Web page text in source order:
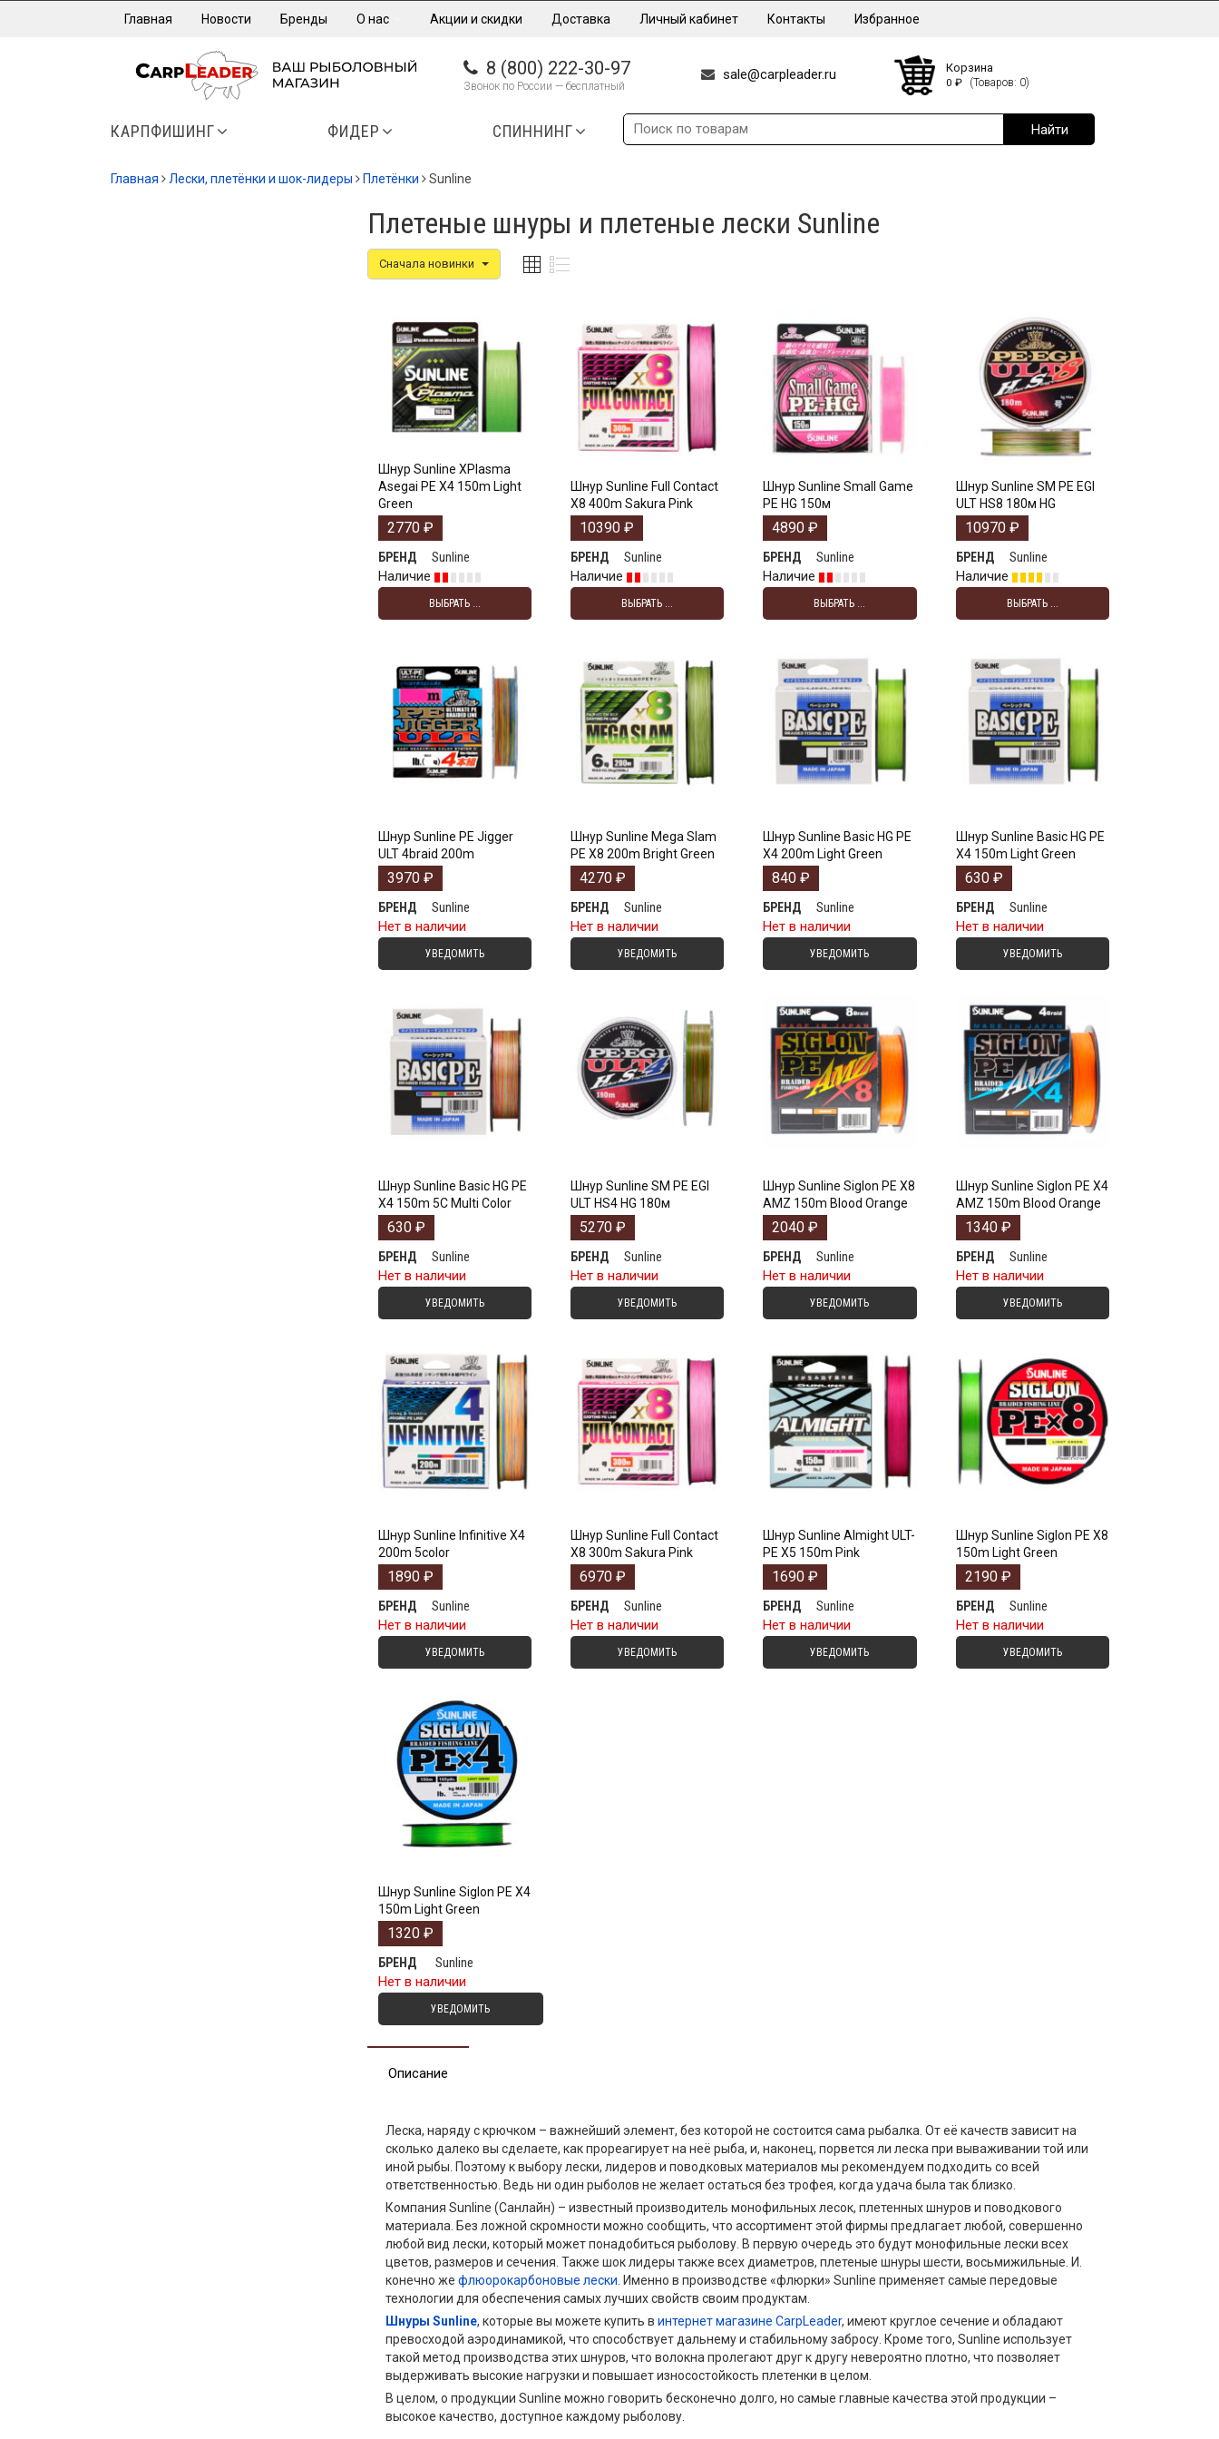
Главная Новости Бренды О нас Акции и скидки Доставка Личный кабинет Контакты Избранное
8 (800) 222-30-97
Звонок по России — бесплатный
sale@carpleader.ru Корзина
0 ₽ (Товаров: 0)
КАРПФИШИНГ ФИДЕР СПИННИНГ
Главная Лески, плетёнки и шок-лидеры Плетёнки Sunline
Плетеные шнуры и плетеные лески Sunline
Сначала новинки
Шнур Sunline XPlasma
Asegai PE X4 150m Light
Green
2770 ₽
БРЕНД
Sunline
Наличие
ВЫБРАТЬ ...
Шнур Sunline Full Contact
X8 400m Sakura Pink
10390 ₽
БРЕНД
Sunline
Наличие
ВЫБРАТЬ ...
Шнур Sunline Small Game
PE HG 150м
4890₽
БРЕНД
Sunline
Наличие
ВЫБРАТЬ ...
Шнур Sunline SM PE EGI
ULT HS8 180м HG
10970 ₽
БРЕНД
Sunline
Наличие
ВЫБРАТЬ ...
Шнур Sunline PE Jigger
ULT 4braid 200m
3970 ₽
БРЕНД
Sunline
Нет в наличии
УВЕДОМИТЬ
Шнур Sunline Mega Slam
PE X8 200m Bright Green
4270 ₽
БРЕНД
Sunline
Нет в наличии
УВЕДОМИТЬ
Шнур Sunline Basic HG PE
X4 200m Light Green
840₽
БРЕНД
Sunline
Нет в наличии
УВЕДОМИТЬ
Шнур Sunline Basic HG PE
X4 150m Light Green
630 ₽
БРЕНД
Sunline
Нет в наличии
УВЕДОМИТЬ
Шнур Sunline Basic HG PE
X4 150m 5C Multi Color
630 ₽
БРЕНД
Sunline
Нет в наличии
УВЕДОМИТЬ
Шнур Sunline SM PE EGI
ULT HS4 HG 180м
5270 ₽
БРЕНД
Sunline
Нет в наличии
УВЕДОМИТЬ
Шнур Sunline Siglon PE X8
AMZ 150m Blood Orange
2040₽
БРЕНД
Sunline
Нет в наличии
УВЕДОМИТЬ
Шнур Sunline Siglon PE X4
AMZ 150m Blood Orange
1340 ₽
БРЕНД
Sunline
Нет в наличии
УВЕДОМИТЬ
Шнур Sunline Infinitive X4
200m 5color
1890 ₽
БРЕНД
Sunline
Нет в наличии
УВЕДОМИТЬ
Шнур Sunline Full Contact
X8 300m Sakura Pink
6970 ₽
БРЕНД
Sunline
Нет в наличии
УВЕДОМИТЬ
Шнур Sunline Almight ULT-
PE X5 150m Pink
1690₽
БРЕНД
Sunline
Нет в наличии
УВЕДОМИТЬ
Шнур Sunline Siglon PE X8
150m Light Green
2190 ₽
БРЕНД
Sunline
Нет в наличии
УВЕДОМИТЬ
Шнур Sunline Siglon PE X4
150m Light Green
1320 ₽
БРЕНД
Sunline
Нет в наличии
УВЕДОМИТЬ
Описание
Леска, наряду с крючком – важнейший элемент, без которой не состоится сама рыбалка. От её качеств зависит на
сколько далеко вы сделаете, как прореагирует на неё рыба, и, наконец, порвется ли леска при вываживании той или
иной рыбы. Поэтому к выбору лески, лидеров и поводковых материалов мы рекомендуем подходить со всей
ответственностью. Ведь ни один рыболов не желает остаться без трофея, когда удача была так близко.
Компания Sunline (Санлайн) – известный производитель монофильных лесок, плетенных шнуров и поводкового
материала. Без ложной скромности можно сообщить, что ассортимент этой фирмы предлагает любой, совершенно
любой вид лески, который может понадобиться рыболову. В первую очередь это будут монофильные лески всех
цветов, размеров и сечения. Также шок лидеры также всех диаметров, плетеные шнуры шести, восьмижильные. И.
конечно же флюорокарбоновые лески. Именно в производстве «флюрки» Sunline применяет самые передовые
технологии для обеспечения самых лучших свойств своим продуктам.
Шнуры Sunline, которые вы можете купить в интернет магазине CarpLeader, имеют круглое сечение и обладают
превосходой аэродинамикой, что способствует дальнему и стабильному забросу. Кроме того, Sunline использует
такой метод производства этих шнуров, что волокна пролегают друг к другу невероятно плотно, что позволяет
выдерживать высокие нагрузки и повышает износостойкость плетенки в целом.
В целом, о продукции Sunline можно говорить бесконечно долго, но самые главные качества этой продукции –
высокое качество, доступное каждому рыболову.